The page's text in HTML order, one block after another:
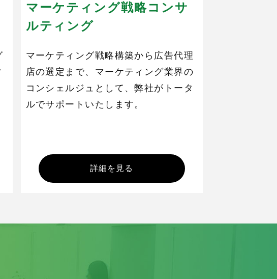
マーケティング戦略コンサ
ルティング
マーケティング戦略構築から広告代理
店の選定まで、マーケティング業界の
コンシェルジュとして、弊社がトータ
ルでサポートいたします。
詳細を見る